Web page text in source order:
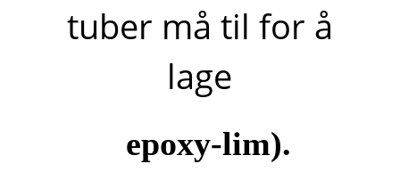
tuber må til for å
lage
epoxy-lim).